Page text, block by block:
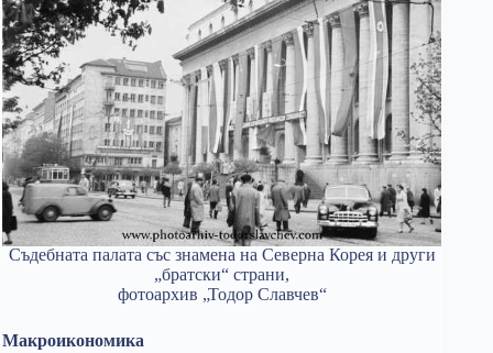
Съдебната палата със знамена на Северна Корея и други
„братски“ страни,
фотоархив „Тодор Славчев“
Макроикономика